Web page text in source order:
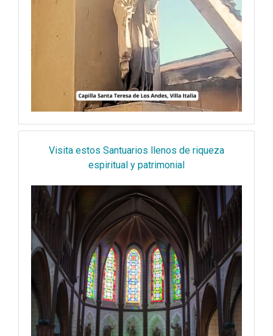
Visita estos Santuarios llenos de riqueza
espiritual y patrimonial